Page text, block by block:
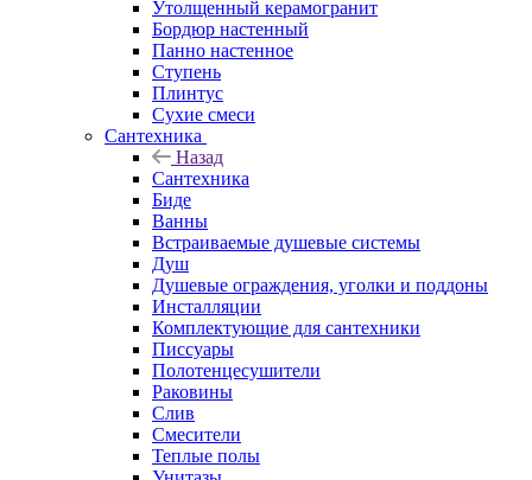
Утолщенный керамогранит
Бордюр настенный
Панно настенное
Ступень
Плинтус
Сухие смеси
Сантехника
Назад
Сантехника
Биде
Ванны
Встраиваемые душевые системы
Душ
Душевые ограждения, уголки и поддоны
Инсталляции
Комплектующие для сантехники
Писсуары
Полотенцесушители
Раковины
Слив
Смесители
Теплые полы